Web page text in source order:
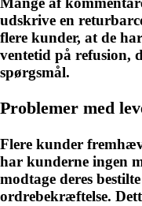
udskrive en
flere kunder, at de
ventetid på refusion,
spørgsmål.
Problemer med
Flere kunder
har kunderne ingen
modtage deres
ordrebekræftelse.